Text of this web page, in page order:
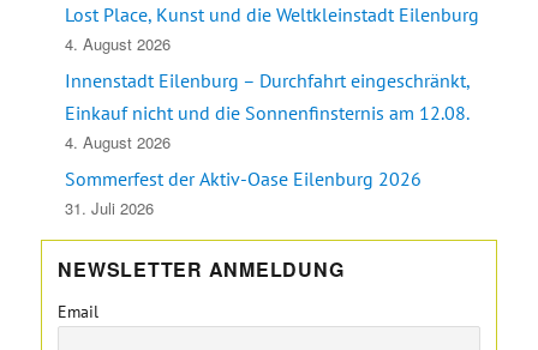
Lost Place, Kunst und die Weltkleinstadt Eilenburg
4. August 2026
Innenstadt Eilenburg – Durchfahrt eingeschränkt,
Einkauf nicht und die Sonnenfinsternis am 12.08.
4. August 2026
Sommerfest der Aktiv-Oase Eilenburg 2026
31. Juli 2026
NEWSLETTER ANMELDUNG
Email